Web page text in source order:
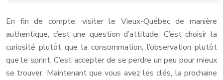
En fin de compte, visiter le Vieux-Québec de manière
authentique, c’est une question d’attitude. C’est choisir la
curiosité plutôt que la consommation, l’observation plutôt
que le sprint. C’est accepter de se perdre un peu pour mieux
se trouver. Maintenant que vous avez les clés, la prochaine